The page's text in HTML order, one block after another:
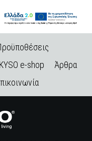
e-shop
Άρθρα